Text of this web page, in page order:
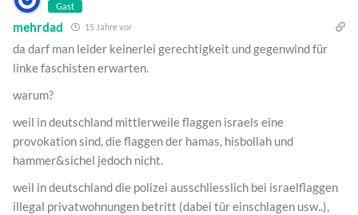
Gast
mehrdad 15 Jahre vor
da darf man leider keinerlei gerechtigkeit und gegenwind für
linke faschisten erwarten.
warum?
weil in deutschland mittlerweile flaggen israels eine
provokation sind, die flaggen der hamas, hisbollah und
hammer&sichel jedoch nicht.
weil in deutschland die polizei ausschliesslich bei israelflaggen
illegal privatwohnungen betritt (dabei tür einschlagen usw..),